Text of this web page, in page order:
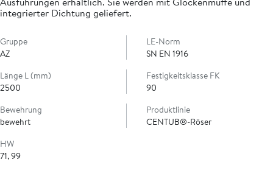
integrierter Dichtung geliefert.
Gruppe
AZ
LE-Norm
SN EN 1916
Länge L (mm)
2500
Festigkeitsklasse FK
90
Bewehrung
bewehrt
Produktlinie
CENTUB®-Röser
HW
71, 99